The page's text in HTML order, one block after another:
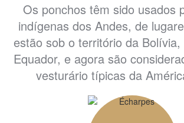
Os ponchos têm sido usados
indígenas dos Andes, de
estão sob o território da
Equador, e agora são
vesturário típicas da